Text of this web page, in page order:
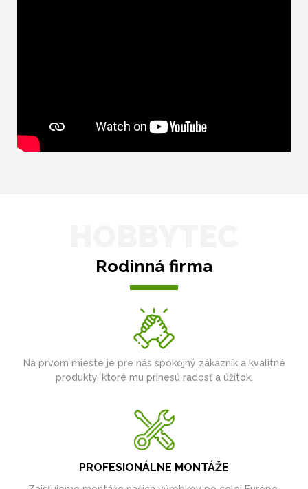
Rodinná firma
Na prvom mieste je pre nás spokojný zákazník a kvalitné
produkty, ktoré mu prinesú radosť a úžitok.
PROFESIONÁLNE MONTÁŽE